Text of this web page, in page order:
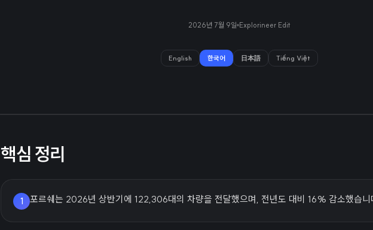
2026년 7월 9일 Explorineer Edit
English 한국어 日本語 Tiếng Việt
핵심 정리
1 포르쉐는 2026년 상반기에 122,306대의 차량을 전달했으며, 전년도 대비 16% 감소했습니